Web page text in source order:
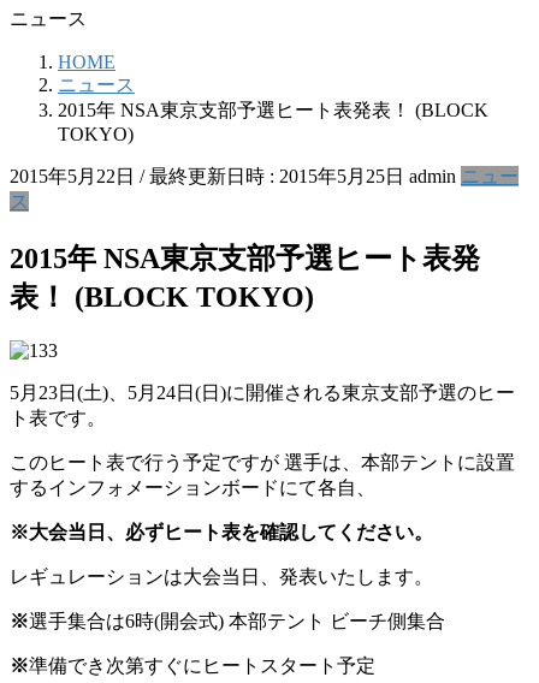
ニュース
HOME
ニュース
2015年 NSA東京支部予選ヒート表発表！ (BLOCK
TOKYO)
2015年5月22日 / 最終更新日時 : 2015年5月25日 admin ニュー
ス
2015年 NSA東京支部予選ヒート表発
表！ (BLOCK TOKYO)
5月23日(土)、5月24日(日)に開催される東京支部予選のヒー
ト表です。
このヒート表で行う予定ですが 選手は、本部テントに設置
するインフォメーションボードにて各自、
※大会当日、必ずヒート表を確認してください。
レギュレーションは大会当日、発表いたします。
※選手集合は6時(開会式) 本部テント ビーチ側集合
※準備でき次第すぐにヒートスタート予定